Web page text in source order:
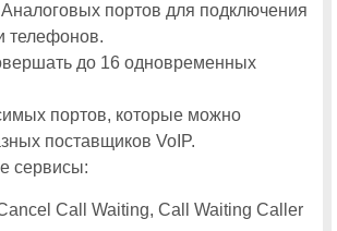
портов для подключения
телефонов.
до 16 одновременных
портов, которые можно
поставщиков VoIP.
сервисы:
Call Waiting, Call Waiting Caller